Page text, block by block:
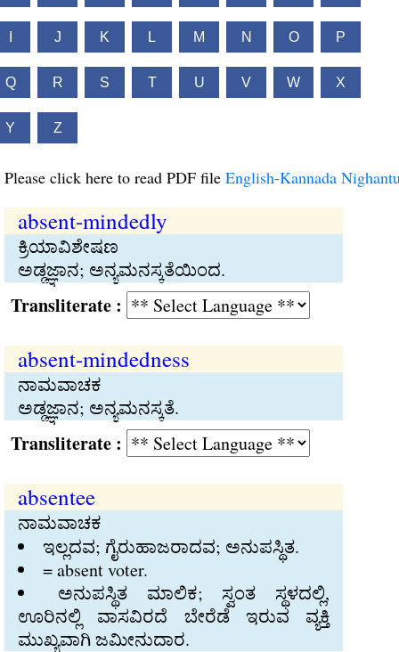
J K L M N O P
Q R S T U V W X
Y Z
Please click here to read PDF file English-Kannada
absent-mindedly
ಕ್ರಿಯಾವಿಶೇಷಣ
ಅಡ್ಡಜ್ಞಾನ; ಅನ್ಯಮನಸ್ಕತೆಯಿಂದ.
:
absent-mindedness
ನಾಮವಾಚಕ
ಅಡ್ಡಜ್ಞಾನ; ಅನ್ಯಮನಸ್ಕತೆ.
:
absentee
ನಾಮವಾಚಕ
ಇಲ್ಲದವ; ಗೈರುಹಾಜರಾದವ; ಅನುಪಸ್ಥಿತ.
= absent voter.
ಅನುಪಸ್ಥಿತ ಮಾಲಿಕ; ಸ್ವಂತ ಸ್ಥಳದಲ್ಲಿ,
ಊರಿನಲ್ಲಿ ವಾಸವಿರದೆ ಬೇರೆಡೆ ಇರುವ ವ್ಯಕ್ತಿ
ಮುಖ್ಯವಾಗಿ ಜಮೀನುದಾರ.